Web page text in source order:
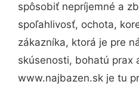
spôsobiť nepríjemné a
spoľahlivosť, ochota,
zákazníka, ktorá je pre
skúsenosti, bohatú prax
www.najbazen.sk je tu